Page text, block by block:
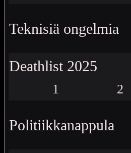
Teknisiä ongelmia
Deathlist 2025
1 2
Politiikkanappula